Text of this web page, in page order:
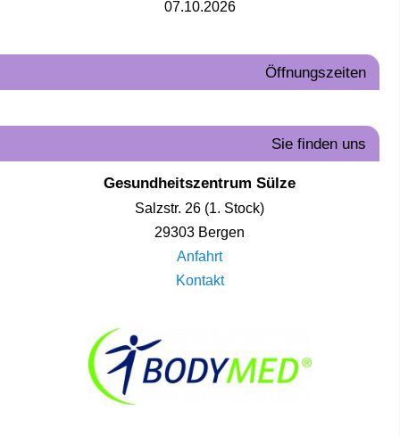
07.10.2026
Öffnungszeiten
Sie finden uns
Gesundheitszentrum Sülze
Salzstr. 26 (1. Stock)
29303 Bergen
Anfahrt
Kontakt